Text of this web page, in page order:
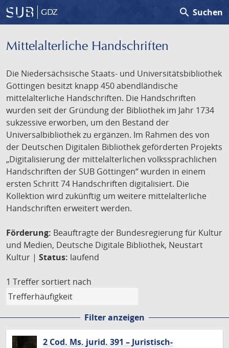
GDZ search Suchen
Mittelalterliche Handschriften
Die Niedersächsische Staats- und Universitätsbibliothek
Göttingen besitzt knapp 450 abendländische
mittelalterliche Handschriften. Die Handschriften
wurden seit der Gründung der Bibliothek im Jahr 1734
sukzessive erworben, um den Bestand der
Universalbibliothek zu ergänzen. Im Rahmen des von
der Deutschen Digitalen Bibliothek geförderten Projekts
„Digitalisierung der mittelalterlichen volkssprachlichen
Handschriften der SUB Göttingen“ wurden in einem
ersten Schritt 74 Handschriften digitalisiert. Die
Kollektion wird zukünftig um weitere mittelalterliche
Handschriften erweitert werden.
Förderung: Beauftragte der Bundesregierung für Kultur
und Medien, Deutsche Digitale Bibliothek, Neustart
Kultur | Status: laufend
1 Treffer sortiert nach
Filter anzeigen
2 Cod. Ms. jurid. 391 – Juristisch-